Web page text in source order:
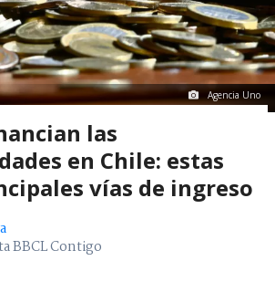
Agencia Uno
las
en Chile: estas
vías de ingreso
BBCL Contigo